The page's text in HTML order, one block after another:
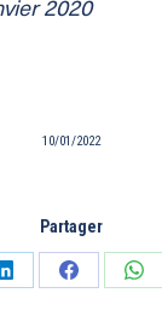
10/01/2022
Partager
PartagerPartager